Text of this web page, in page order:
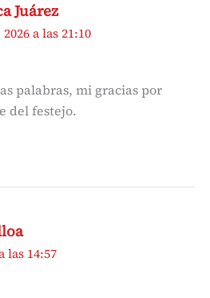
Juárez
a las 21:10
palabras, mi gracias por
del festejo.
las 14:57